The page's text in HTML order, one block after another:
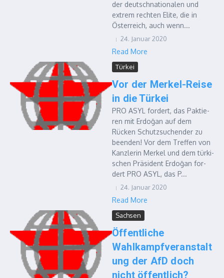
der deutschnationalen und
extrem rechten Elite, die in
Österreich, auch wenn...
24. Januar 2020
Read More
Türkei
Vor der Merkel-Reise
in die Türkei
PRO ASYL for­dert, das Pak­tie­
ren mit Erdoğan auf dem
Rücken Schutz­su­chen­der zu
been­den! Vor dem Tref­fen von
Kanz­le­rin Mer­kel und dem tür­ki­
schen Prä­si­dent Erdoğan for­
dert PRO ASYL, das P...
24. Januar 2020
Read More
Sachsen
Öffentliche
Wahlkampfveranstalt
ung der AfD doch
nicht öffentlich?